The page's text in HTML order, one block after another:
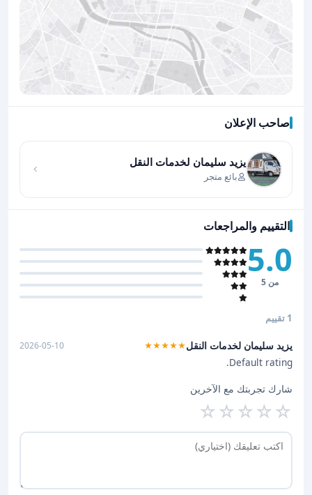
صاحب الإعلان
يزيد سليمان لخدمات النقل
بائع متجر
التقييم والمراجعات
5.0
من 5
1 تقييم
يزيد سليمان لخدمات النقل★★★★★
2026-05-10
Default rating.
شارك تجربتك مع الآخرين
☆
☆
☆
☆
☆